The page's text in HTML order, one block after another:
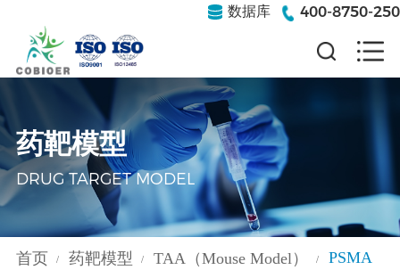
数据库 400-8750-250
药靶模型
DRUG TARGET MODEL
首页 / 药靶模型 / TAA（Mouse Model） / PSMA